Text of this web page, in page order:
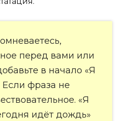
перед вами или
в начало «Я
фраза не
«Я
идёт дождь»